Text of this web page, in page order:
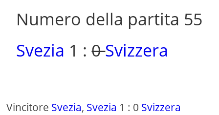
Numero della partita 55
Svezia 1 :0Svizzera
Vincitore Svezia, Svezia 1 : 0 Svizzera